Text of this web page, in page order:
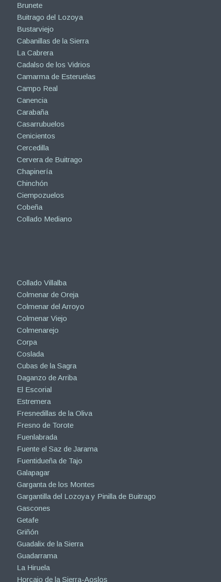
Brunete
Buitrago del Lozoya
Bustarviejo
Cabanillas de la Sierra
La Cabrera
Cadalso de los Vidrios
Camarma de Esteruelas
Campo Real
Canencia
Carabaña
Casarrubuelos
Cenicientos
Cercedilla
Cervera de Buitrago
Chapinería
Chinchón
Ciempozuelos
Cobeña
Collado Mediano
Collado Villalba
Colmenar de Oreja
Colmenar del Arroyo
Colmenar Viejo
Colmenarejo
Corpa
Coslada
Cubas de la Sagra
Daganzo de Arriba
El Escorial
Estremera
Fresnedillas de la Oliva
Fresno de Torote
Fuenlabrada
Fuente el Saz de Jarama
Fuentidueña de Tajo
Galapagar
Garganta de los Montes
Gargantilla del Lozoya y Pinilla de Buitrago
Gascones
Getafe
Griñón
Guadalix de la Sierra
Guadarrama
La Hiruela
Horcajo de la Sierra-Aoslos